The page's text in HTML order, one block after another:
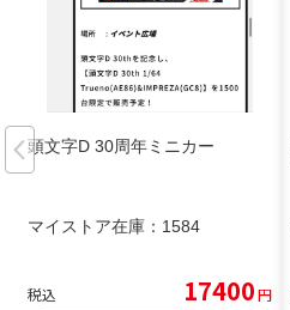
頭文字D 30周年ミニカー
マイストア在庫： 1584
税込 17400円